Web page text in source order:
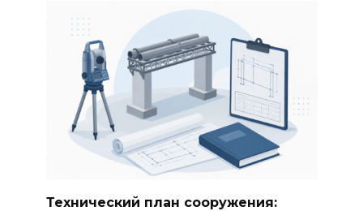
Технический план сооружения: